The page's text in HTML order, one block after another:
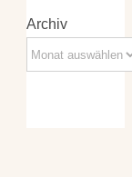
Archiv